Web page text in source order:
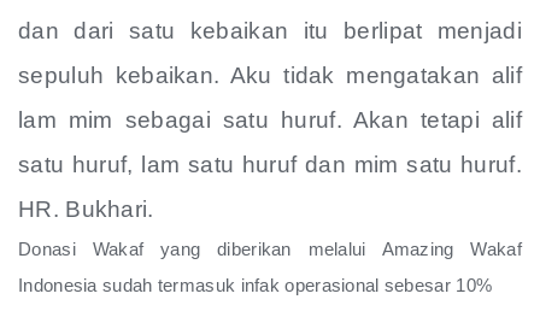
dan dari satu kebaikan itu berlipat menjadi
sepuluh kebaikan. Aku tidak mengatakan alif
lam mim sebagai satu huruf. Akan tetapi alif
satu huruf, lam satu huruf dan mim satu huruf.
HR. Bukhari.
Donasi Wakaf yang diberikan melalui Amazing Wakaf
Indonesia sudah termasuk infak operasional sebesar 10%